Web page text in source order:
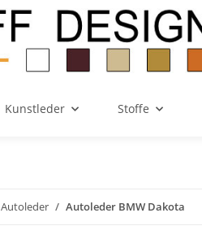
Kunstleder Stoffe
Autoleder Autoleder BMW Dakota